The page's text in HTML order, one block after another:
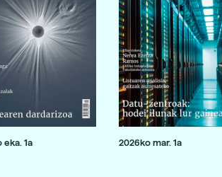
eka. 1a 2026ko mar. 1a